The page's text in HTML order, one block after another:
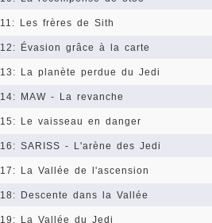
11: Les frères de Sith
12: Évasion grâce à la carte
13: La planète perdue du Jedi
14: MAW - La revanche
15: Le vaisseau en danger
16: SARISS - L'arène des Jedi
17: La Vallée de l'ascension
18: Descente dans la Vallée
19: La Vallée du Jedi